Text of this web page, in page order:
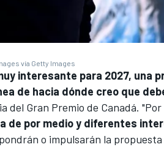
vía Getty Images
interesante para 2027, una
de hacia dónde creo que
del Gran Premio de Canadá.
de por medio y diferentes
o impulsarán la